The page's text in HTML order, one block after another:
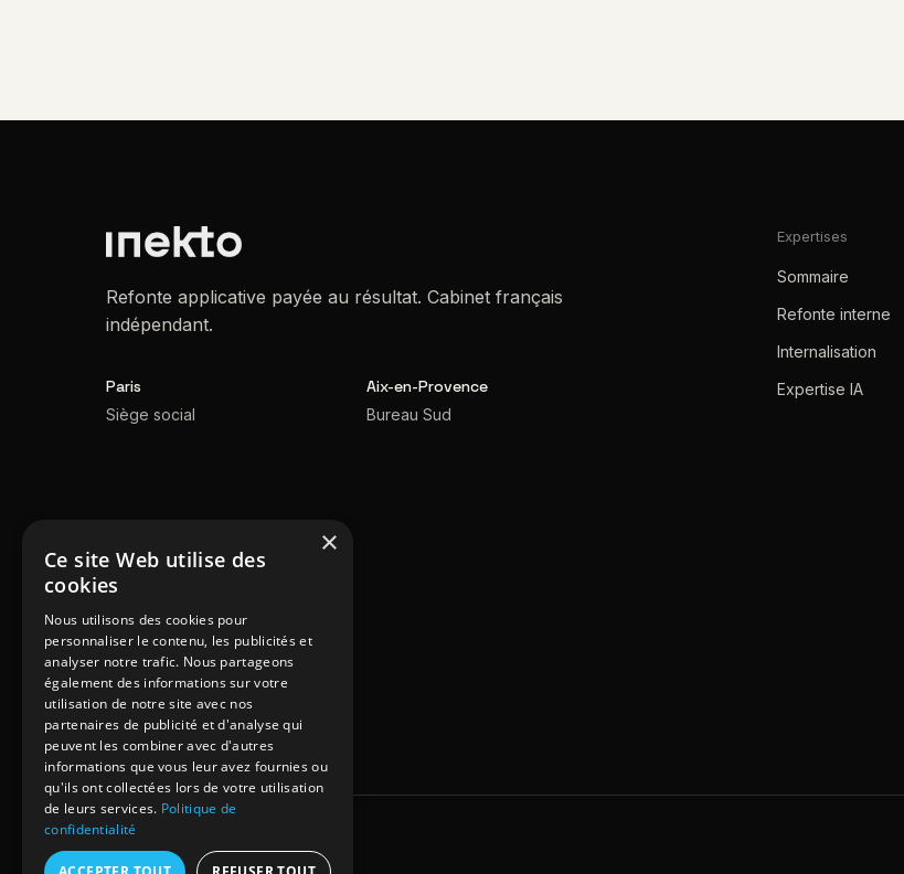
Refonte applicative payée au résultat. Cabinet français
indépendant.
Paris
Siège social
Aix-en-Provence
Bureau Sud
Expertises
Sommaire
Refonte interne
Internalisation
Expertise IA
×
Ce site Web utilise des
cookies
Nous utilisons des cookies pour
personnaliser le contenu, les publicités et
analyser notre trafic. Nous partageons
également des informations sur votre
utilisation de notre site avec nos
partenaires de publicité et d'analyse qui
peuvent les combiner avec d'autres
informations que vous leur avez fournies ou
qu'ils ont collectées lors de votre utilisation
de leurs services. Politique de
confidentialité